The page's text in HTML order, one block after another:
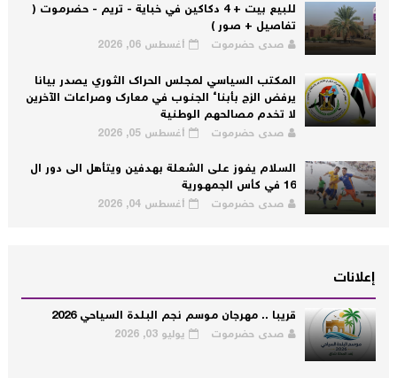
للبيع بيت + 4 دكاكين في خباية - تريم - حضرموت (
تفاصيل + صور )
صدى حضرموت أغسطس 06, 2026
المكتب السياسي لمجلس الحراك الثوري يصدر بيانا
يرفض الزج بأبناء الجنوب في معارك وصراعات الآخرين
لا تخدم مصالحهم الوطنية
صدى حضرموت أغسطس 05, 2026
السلام يفوز على الشعلة بهدفين ويتأهل الى دور ال
16 في كأس الجمهورية
صدى حضرموت أغسطس 04, 2026
إعلانات
قريبا .. مهرجان موسم نجم البلدة السياحي 2026
صدى حضرموت يوليو 03, 2026